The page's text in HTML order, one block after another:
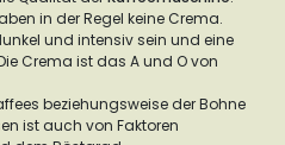
in der Regel keine Crema.
und intensiv sein und eine
Crema ist das A und O von
beziehungsweise der Bohne
ist auch von Faktoren